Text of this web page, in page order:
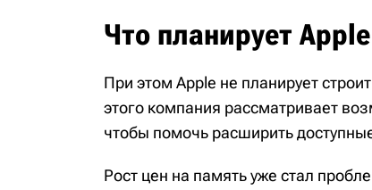
Что планирует Apple
При этом Apple не планирует
этого компания рассматривает
чтобы помочь расширить
Рост цен на память уже стал